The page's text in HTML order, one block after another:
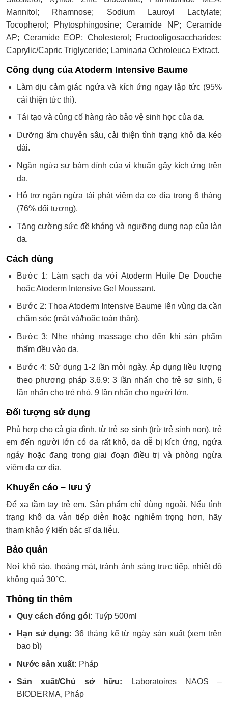
Mannitol; Rhamnose; Sodium Lauroyl Lactylate;
Tocopherol; Phytosphingosine; Ceramide NP; Ceramide
AP; Ceramide EOP; Cholesterol; Fructooligosaccharides;
Caprylic/Capric Triglyceride; Laminaria Ochroleuca Extract.
Công dụng của Atoderm Intensive Baume
Làm dịu cảm giác ngứa và kích ứng ngay lập tức (95%
cải thiện tức thì).
Tái tạo và củng cố hàng rào bảo vệ sinh học của da.
Dưỡng ẩm chuyên sâu, cải thiện tình trạng khô da kéo
dài.
Ngăn ngừa sự bám dính của vi khuẩn gây kích ứng trên
da.
Hỗ trợ ngăn ngừa tái phát viêm da cơ địa trong 6 tháng
(76% đối tượng).
Tăng cường sức đề kháng và ngưỡng dung nạp của làn
da.
Cách dùng
Bước 1: Làm sạch da với Atoderm Huile De Douche
hoặc Atoderm Intensive Gel Moussant.
Bước 2: Thoa Atoderm Intensive Baume lên vùng da cần
chăm sóc (mặt và/hoặc toàn thân).
Bước 3: Nhẹ nhàng massage cho đến khi sản phẩm
thấm đều vào da.
Bước 4: Sử dụng 1-2 lần mỗi ngày. Áp dụng liều lượng
theo phương pháp 3.6.9: 3 lần nhấn cho trẻ sơ sinh, 6
lần nhấn cho trẻ nhỏ, 9 lần nhấn cho người lớn.
Đối tượng sử dụng
Phù hợp cho cả gia đình, từ trẻ sơ sinh (trừ trẻ sinh non), trẻ
em đến người lớn có da rất khô, da dễ bị kích ứng, ngứa
ngáy hoặc đang trong giai đoạn điều trị và phòng ngừa
viêm da cơ địa.
Khuyến cáo – lưu ý
Để xa tầm tay trẻ em. Sản phẩm chỉ dùng ngoài. Nếu tình
trạng khô da vẫn tiếp diễn hoặc nghiêm trọng hơn, hãy
tham khảo ý kiến bác sĩ da liễu.
Bảo quản
Nơi khô ráo, thoáng mát, tránh ánh sáng trực tiếp, nhiệt độ
không quá 30°C.
Thông tin thêm
Quy cách đóng gói: Tuýp 500ml
Hạn sử dụng:36 tháng kể từ ngày sản xuất (xem trên
bao bì)
Nước sản xuất: Pháp
Sản xuất/Chủ sở hữu:
Laboratoires NAOS –
BIODERMA, Pháp